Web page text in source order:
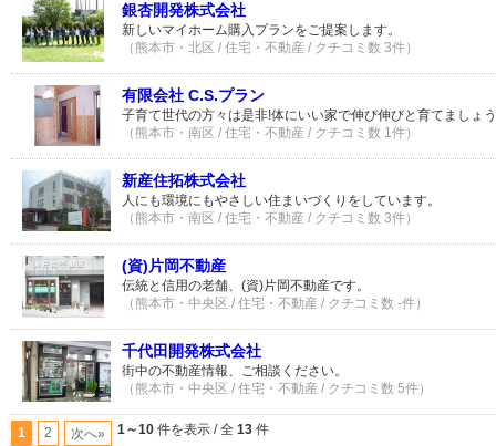
銀杏開発株式会社
新しいマイホーム購入プランをご提案します。
（熊本市・北区 / 住宅・不動産 / クチコミ数 3件）
有限会社 C.S.プラン
子育て世代の方々は是非!体にいい家で伸び伸びと育てましょ
（熊本市・南区 / 住宅・不動産 / クチコミ数 1件）
新産住拓株式会社
人にも環境にもやさしい住まいづくりをしています。
（熊本市・南区 / 住宅・不動産 / クチコミ数 3件）
(資)片岡不動産
伝統と信用の老舗、(資)片岡不動産です。
（熊本市・中央区 / 住宅・不動産 / クチコミ数 -件）
千代田開発株式会社
街中の不動産情報、ご相談ください。
（熊本市・中央区 / 住宅・不動産 / クチコミ数 5件）
1 2 次へ» 1～10 件を表示 / 全 13 件